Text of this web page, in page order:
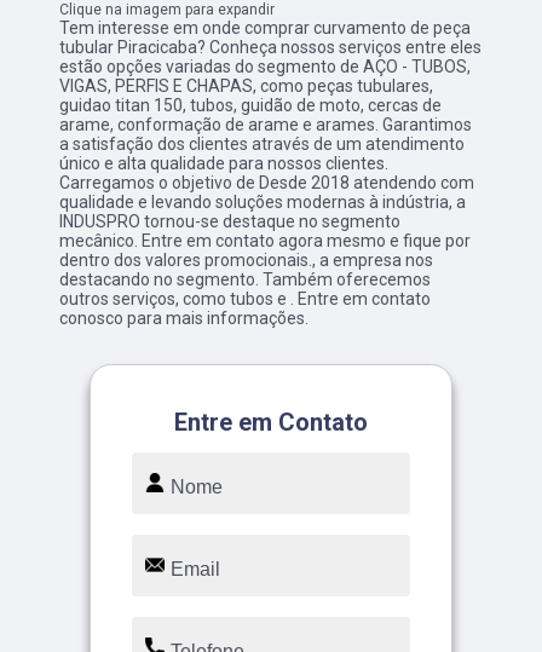
Clique na imagem para expandir
Tem interesse em onde comprar curvamento de peça
tubular Piracicaba? Conheça nossos serviços entre eles
estão opções variadas do segmento de AÇO - TUBOS,
VIGAS, PERFIS E CHAPAS, como peças tubulares,
guidao titan 150, tubos, guidão de moto, cercas de
arame, conformação de arame e arames. Garantimos
a satisfação dos clientes através de um atendimento
único e alta qualidade para nossos clientes.
Carregamos o objetivo de Desde 2018 atendendo com
qualidade e levando soluções modernas à indústria, a
INDUSPRO tornou-se destaque no segmento
mecânico. Entre em contato agora mesmo e fique por
dentro dos valores promocionais., a empresa nos
destacando no segmento. Também oferecemos
outros serviços, como tubos e . Entre em contato
conosco para mais informações.
Entre em Contato